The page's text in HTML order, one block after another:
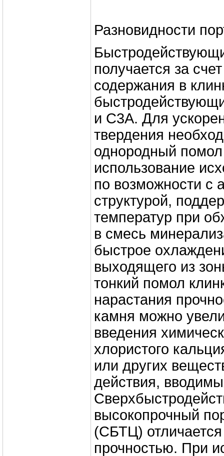
Разновидности
получается за
содержания в
и С3А. Для
твердения
однородный
использование
по возможности с
структурой,
температур при
в смесь
быстрое
выходящего из
тонкий помол
нарастания
камня можно
введения
хлористого
или других
действия,
высокопрочный
(СБТЦ)
прочностью. При